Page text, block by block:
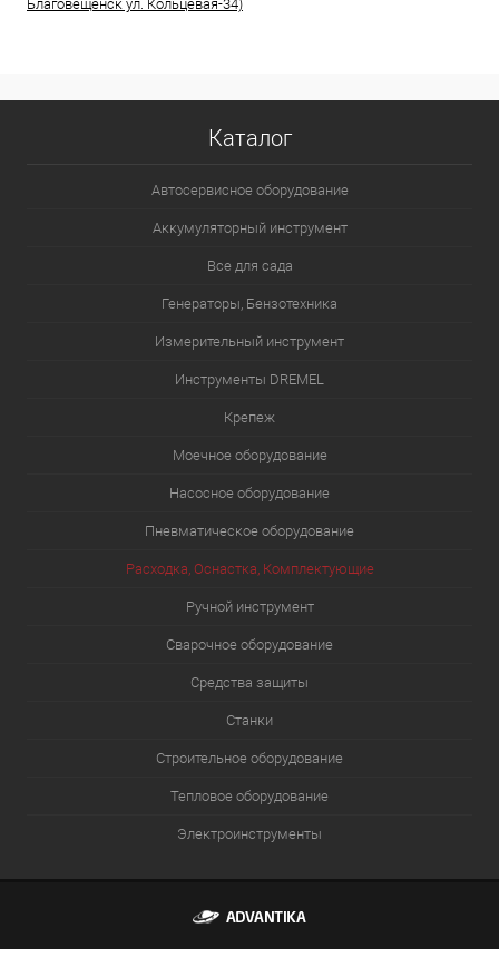
Благовещенск ул. Кольцевая-34)
Каталог
Автосервисное оборудование
Аккумуляторный инструмент
Все для сада
Генераторы, Бензотехника
Измерительный инструмент
Инструменты DREMEL
Крепеж
Моечное оборудование
Насосное оборудование
Пневматическое оборудование
Расходка, Оснастка, Комплектующие
Ручной инструмент
Сварочное оборудование
Средства защиты
Станки
Строительное оборудование
Тепловое оборудование
Электроинструменты